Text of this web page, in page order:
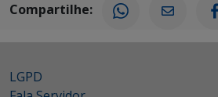
Compartilhe:
LGPD